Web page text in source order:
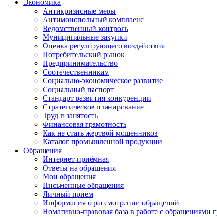
Экономика
Антикризисные меры
Антимонопольный комплаенс
Ведомственный контроль
Муниципальные закупки
Оценка регулирующего воздействия
Потребительский рынок
Предпринимательство
Соотечественникам
Социально-экономическое развитие
Социальный паспорт
Стандарт развития конкуренции
Стратегическое планирование
Труд и занятость
Финансовая грамотность
Как не стать жертвой мошенников
Каталог промышленной продукции
Обращения
Интернет-приёмная
Ответы на обращения
Мои обращения
Письменные обращения
Личный прием
Информация о рассмотрении обращений
Номативно-правовая база в работе с обращениями